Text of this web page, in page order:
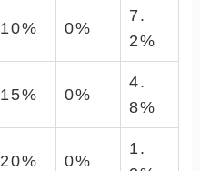
10% 0%
7.
2%
15% 0%
4.
8%
20% 0%
1.